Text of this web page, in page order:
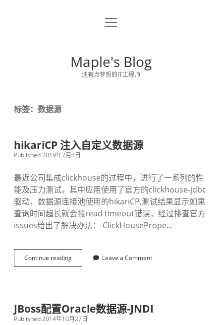
关于博主
o
m
e
n
Maple's Blog
还有点梦想的IT工程师
标签：数据源
hikariCP 注入自定义数据源
Published 2019年7月3日
最近公司集成clickhouse的过程中，进行了一系列的性
能及压力测试。其中应用使用了官方的clickhouse-jdbc
驱动，数据源连接池使用的hikariCP,测试结果显示如果
查询时间超长就会报read timeout错误，经过排查官方
issues给出了解决办法： ClickHousePrope…
Continue reading
i
C
P
Leave a Comment
JBoss配置Oracle数据源-JNDI
Published 2014年10月27日